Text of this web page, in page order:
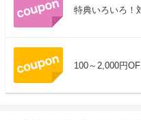
特典いろいろ！
100～2,000円